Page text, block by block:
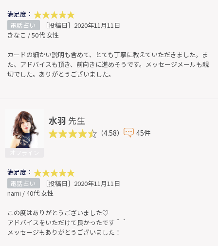
満足度：
電話占い
［投稿日］2020年11月11日
きなこ / 50代 女性
カードの細かい説明も含めて、とても丁寧に教えていただきました。ま
た、アドバイスも頂き、前向きに進めそうです。メッセージメールも親
切でした。ありがとうございました。
水羽 先生
（4.58） 45件
満足度：
電話占い
［投稿日］2020年11月11日
nami / 40代 女性
この度はありがとうございました♡
アドバイスをいただけて良かったです＾＾
メッセージもありがとうございました！